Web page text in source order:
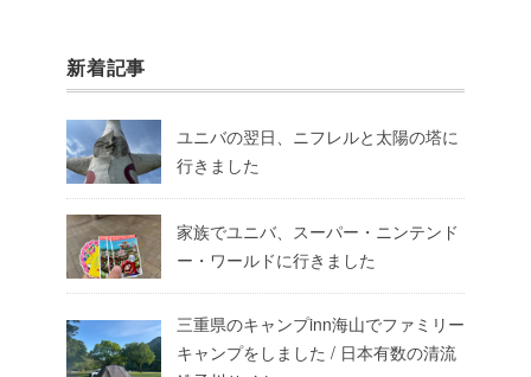
新着記事
ユニバの翌日、ニフレルと太陽の塔に
行きました
家族でユニバ、スーパー・ニンテンド
ー・ワールドに行きました
三重県のキャンプinn海山でファミリー
キャンプをしました / 日本有数の清流